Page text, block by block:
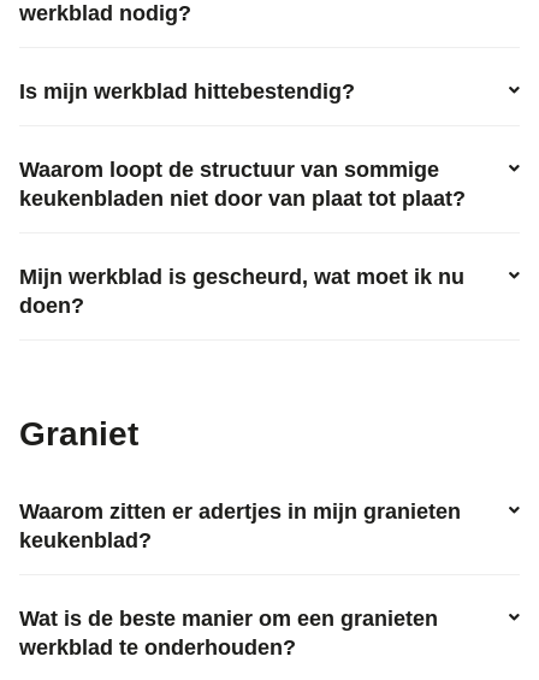
werkblad nodig?
Is mijn werkblad hittebestendig?
Waarom loopt de structuur van sommige
keukenbladen niet door van plaat tot plaat?
Mijn werkblad is gescheurd, wat moet ik nu
doen?
Graniet
Waarom zitten er adertjes in mijn granieten
keukenblad?
Wat is de beste manier om een granieten
werkblad te onderhouden?